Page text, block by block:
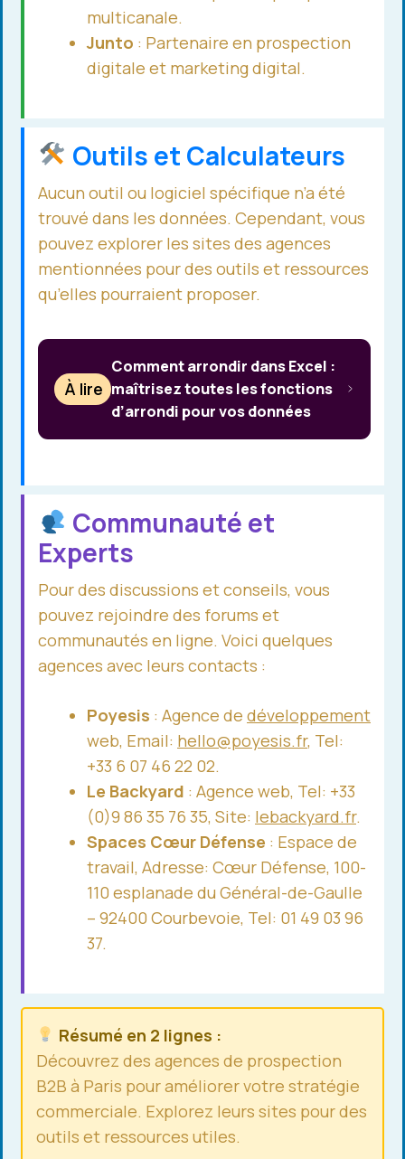
multicanale.
Junto : Partenaire en prospection
digitale et marketing digital.
Outils et Calculateurs
Aucun outil ou logiciel spécifique n’a été
trouvé dans les données. Cependant, vous
pouvez explorer les sites des agences
mentionnées pour des outils et ressources
qu’elles pourraient proposer.
À lire
Comment arrondir dans Excel :
maîtrisez toutes les fonctions
d’arrondi pour vos données
Communauté et
Experts
Pour des discussions et conseils, vous
pouvez rejoindre des forums et
communautés en ligne. Voici quelques
agences avec leurs contacts :
Poyesis : Agence de développement
web, Email: hello@poyesis.fr, Tel:
+33 6 07 46 22 02.
Le Backyard : Agence web, Tel: +33
(0)9 86 35 76 35, Site: lebackyard.fr.
Spaces Cœur Défense : Espace de
travail, Adresse: Cœur Défense, 100-
110 esplanade du Général-de-Gaulle
– 92400 Courbevoie, Tel: 01 49 03 96
37.
Résumé en 2 lignes :
Découvrez des agences de prospection
B2B à Paris pour améliorer votre stratégie
commerciale. Explorez leurs sites pour des
outils et ressources utiles.